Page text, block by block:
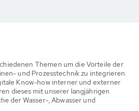
Themen um die Vorteile der
und Prozesstechnik zu integrieren.
Know-how interner und externer
dieses mit unserer langjährigen
der Wasser-, Abwasser und